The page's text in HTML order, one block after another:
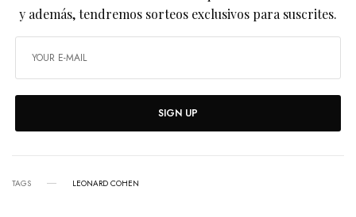
y además, tendremos sorteos exclusivos para suscrites.
SIGN UP
TAGS LEONARD COHEN